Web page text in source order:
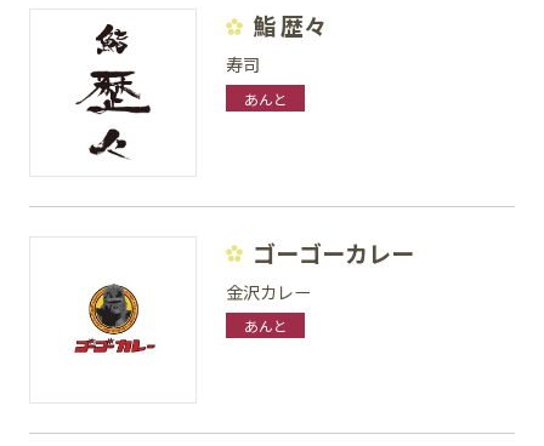
鮨 歴々
寿司
あんと
ゴーゴーカレー
金沢カレー
あんと